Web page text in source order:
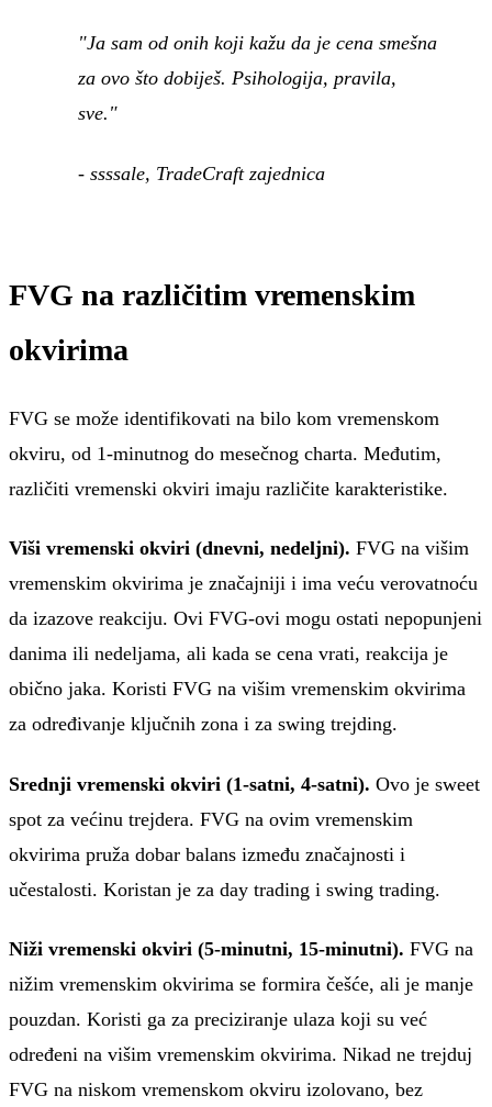
"Ja sam od onih koji kažu da je cena smešna
za ovo što dobiješ. Psihologija, pravila,
sve."
- ssssale, TradeCraft zajednica
FVG na različitim vremenskim
okvirima
FVG se može identifikovati na bilo kom vremenskom
okviru, od 1-minutnog do mesečnog charta. Međutim,
različiti vremenski okviri imaju različite karakteristike.
Viši vremenski okviri (dnevni, nedeljni). FVG na višim
vremenskim okvirima je značajniji i ima veću verovatnoću
da izazove reakciju. Ovi FVG-ovi mogu ostati nepopunjeni
danima ili nedeljama, ali kada se cena vrati, reakcija je
obično jaka. Koristi FVG na višim vremenskim okvirima
za određivanje ključnih zona i za swing trejding.
Srednji vremenski okviri (1-satni, 4-satni). Ovo je sweet
spot za većinu trejdera. FVG na ovim vremenskim
okvirima pruža dobar balans između značajnosti i
učestalosti. Koristan je za day trading i swing trading.
Niži vremenski okviri (5-minutni, 15-minutni). FVG na
nižim vremenskim okvirima se formira češće, ali je manje
pouzdan. Koristi ga za preciziranje ulaza koji su već
određeni na višim vremenskim okvirima. Nikad ne trejduj
FVG na niskom vremenskom okviru izolovano, bez